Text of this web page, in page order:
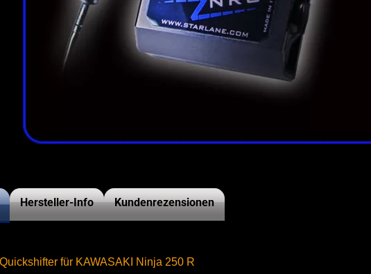
Hersteller-Info Kundenrezensionen
für KAWASAKI Ninja 250 R